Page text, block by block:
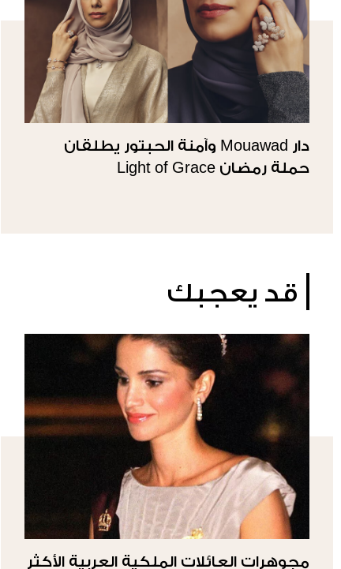
دار Mouawad وآمنة الحبتور يطلقان
حملة رمضان Light of Grace
قد يعجبك
مجوهرات العائلات الملكية العربية الأكثر